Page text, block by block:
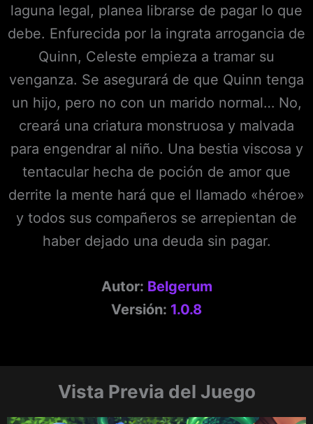
laguna legal, planea librarse de pagar lo que
debe. Enfurecida por la ingrata arrogancia de
Quinn, Celeste empieza a tramar su
venganza. Se asegurará de que Quinn tenga
un hijo, pero no con un marido normal… No,
creará una criatura monstruosa y malvada
para engendrar al niño. Una bestia viscosa y
tentacular hecha de poción de amor que
derrite la mente hará que el llamado «héroe»
y todos sus compañeros se arrepientan de
haber dejado una deuda sin pagar.
Autor: Belgerum
Versión: 1.0.8
Vista Previa del Juego